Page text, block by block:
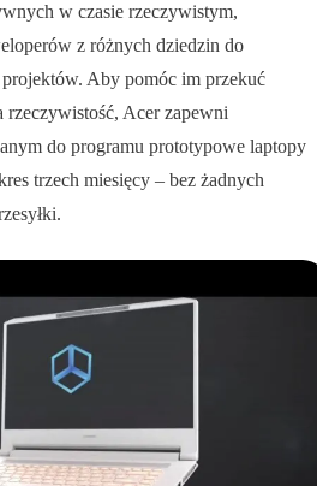
w czasie rzeczywistym,
z różnych dziedzin do
Aby pomóc im przekuć
Acer zapewni
do programu prototypowe laptopy
trzech miesięcy – bez żadnych